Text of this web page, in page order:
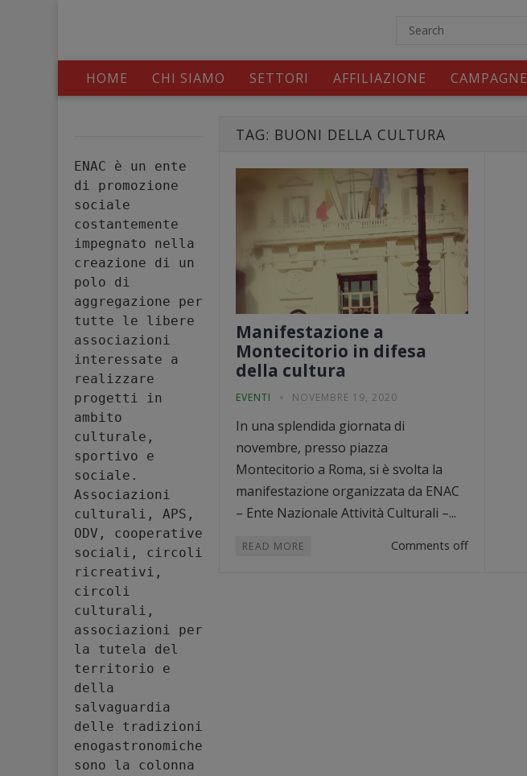
HOME CHI SIAMO SETTORI AFFILIAZIONE CAMPAGNE
ENAC è un ente
di promozione
sociale
costantemente
impegnato nella
creazione di un
polo di
aggregazione per
tutte le libere
associazioni
interessate a
realizzare
progetti in
ambito
culturale,
sportivo e
sociale.
Associazioni
culturali, APS,
ODV, cooperative
sociali, circoli
ricreativi,
circoli
culturali,
associazioni per
la tutela del
territorio e
della
salvaguardia
delle tradizioni
enogastronomiche
sono la colonna
TAG: BUONI DELLA CULTURA
Manifestazione a
Montecitorio in difesa
della cultura
EVENTI NOVEMBRE 19, 2020
In una splendida giornata di
novembre, presso piazza
Montecitorio a Roma, si è svolta la
manifestazione organizzata da ENAC
– Ente Nazionale Attività Culturali –...
READ MORE Comments off